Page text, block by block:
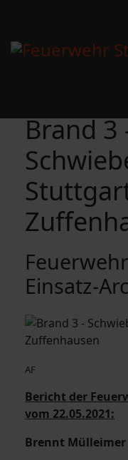
Einsatz-
Brand 3
AF
Bericht der
vom 22.05.2021:
Brennt